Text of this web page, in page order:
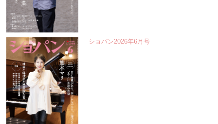
ショパン2026年6月号